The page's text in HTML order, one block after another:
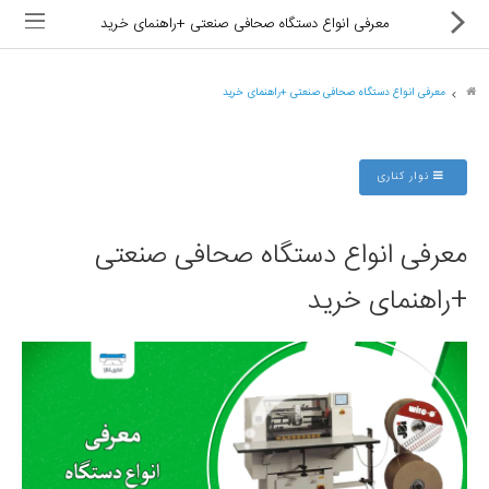
ماشین های اداری
لوازم التحریر
تجهیزات فروشگاهی و بانکی
دستگاه صحافی و پرس
ماشین حساب
معرفی انواع دستگاه صحافی صنعتی +راهنمای خرید
معرفی انواع دستگاه صحافی صنعتی +راهنمای خرید
نوار کناری
معرفی انواع دستگاه صحافی صنعتی
+راهنمای خرید